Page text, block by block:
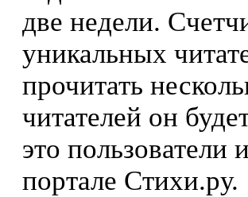
две недели.
уникальных
прочитать
читателей он
это пользователи
портале Стихи.ру.